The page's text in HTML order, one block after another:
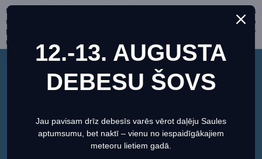
Šī vietne izmanto sīkfailus, lai nodrošinātu jums
vislabāko pieredzi mūsu vietnē.
Iestatiet Piekrītu
5.1.
partneriem, kas
nodrošina interneta veikalā
iegādāto preču piegādi, to
finansēšanu un pakalpojumu sniegšanu, tādā apjomā, kādā personas dati ir
nepieciešami līgumsaistību izpildei;
5
. gadījumus, kad personas datu atklāšana ir nepieciešama, lai identificētu,
konstatētu vai uzsāktu tiesiskas darbības pret personu, kura var nodarīt
jebkādu kaitējumu citai personai vai arī SIA “Levenhuk Baltic”, apdraudot tās
tiesības, īpašumu vai darbību, kā arī pakļaut šādam vai līdzīgam riskam citus
interneta veikala skyhunters.lv Lietotājusun/vai personas;
SIA “Levenhuk Baltic”veic visus iespējamos aizsardzības
pasākumus, tomēr tā nevar pilnībā garantēt, ka nenotiks datu zudums,
ļaunprātīgs izmantojums vai izmaiņas tajos.
ir tiesības pieprasīt, lai viņa personas datus papildina vai
12.-13. AUGUSTA
DEBESU ŠOVS
Jau pavisam drīz debesīs varēs vērot daļēju Saules
aptumsumu, bet naktī – vienu no iespaidīgākajiem
meteoru lietiem gadā.